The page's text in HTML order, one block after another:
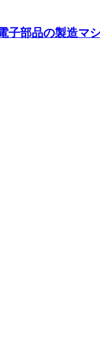
子部品の製造マ